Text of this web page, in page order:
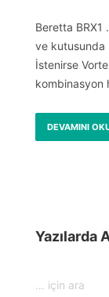
Beretta BRX1
ve kutusunda
İstenirse
kombinasyon
DEVAMINI
Yazılarda